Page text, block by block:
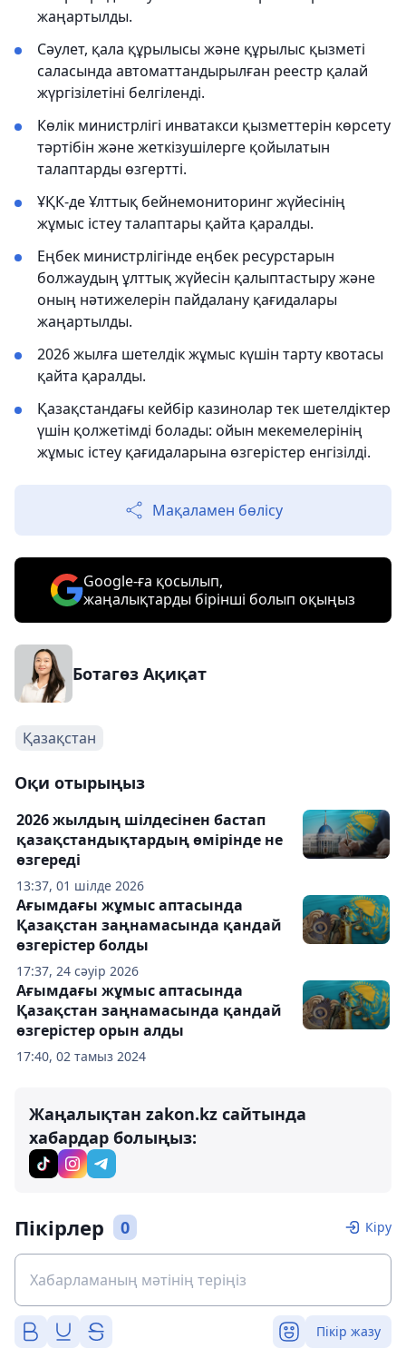
жаңартылды.
Сәулет, қала құрылысы және құрылыс қызметі
саласында автоматтандырылған реестр қалай
жүргізілетіні белгіленді.
Көлік министрлігі инватакси қызметтерін көрсету
тәртібін және жеткізушілерге қойылатын
талаптарды өзгертті.
ҰҚК-де Ұлттық бейнемониторинг жүйесінің
жұмыс істеу талаптары қайта қаралды.
Еңбек министрлігінде еңбек ресурстарын
болжаудың ұлттық жүйесін қалыптастыру және
оның нәтижелерін пайдалану қағидалары
жаңартылды.
2026 жылға шетелдік жұмыс күшін тарту квотасы
қайта қаралды.
Қазақстандағы кейбір казинолар тек шетелдіктер
үшін қолжетімді болады: ойын мекемелерінің
жұмыс істеу қағидаларына өзгерістер енгізілді.
Мақаламен бөлісу
Google-ға қосылып,
жаңалықтарды бірінші болып оқыңыз
Ботагөз Ақиқат
Қазақстан
Оқи отырыңыз
13:37, 01 шілде 2026
2026 жылдың шілдесінен бастап
қазақстандықтардың өмірінде не
өзгереді
17:37, 24 сәуір 2026
Ағымдағы жұмыс аптасында
Қазақстан заңнамасында қандай
өзгерістер болды
17:40, 02 тамыз 2024
Ағымдағы жұмыс аптасында
Қазақстан заңнамасында қандай
өзгерістер орын алды
Жаңалықтан zakon.kz сайтында
хабардар болыңыз:
Пікірлер 0 Кіру
Пікір жазу